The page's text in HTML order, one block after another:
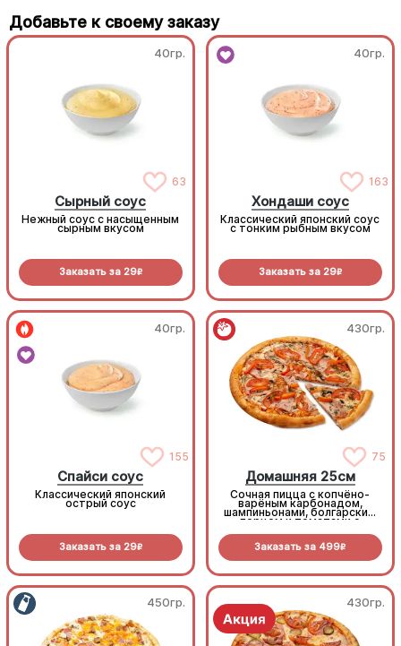
Добавьте к своему заказу
40гр.
63
Сырный соус
Нежный соус с насыщенным
сырным вкусом
Заказать за 29R
40гр.
163
Хондаши соус
Классический японский соус
с тонким рыбным вкусом
Заказать за 29R
40гр.
155
Спайси соус
Классический японский
острый соус
Заказать за 29R
430гр.
75
Домашняя 25см
Сочная пицца с копчёно-
варёным карбонадом,
шампиньонами, болгарским
перцем и томатами с
Заказать за 499R
450гр. 430гр.